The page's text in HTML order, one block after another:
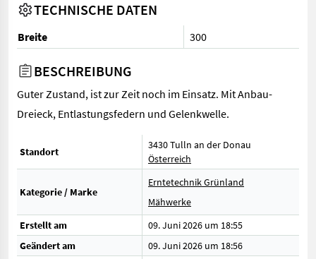
TECHNISCHE DATEN
Breite 300
BESCHREIBUNG
Guter Zustand, ist zur Zeit noch im Einsatz. Mit Anbau-
Dreieck, Entlastungsfedern und Gelenkwelle.
Standort
3430 Tulln an der Donau
Österreich
Kategorie / Marke
Erntetechnik Grünland
Mähwerke
Erstellt am
09. Juni 2026 um 18:55
Geändert am
09. Juni 2026 um 18:56